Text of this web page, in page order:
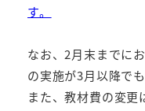
す。
なお、2月末までに
の実施が3月以降で
また、教材費の変更